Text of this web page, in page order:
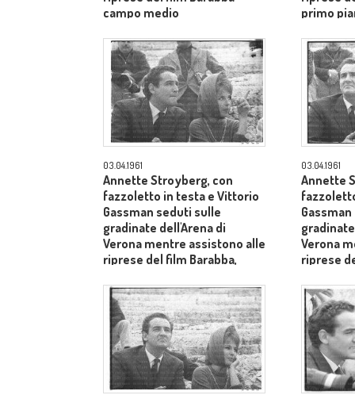
campo medio
primo
03.04.1961
Annette Stroyberg, con
fazzoletto in testa e Vittorio
Gassman seduti sulle
gradinate dell'Arena di
Verona mentre assistono alle
riprese del film Barabba,
Laurentiis - medio primo
piano
03.04.1961
Annette
Verona
riprese